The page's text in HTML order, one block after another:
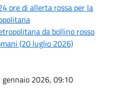
ore di allerta rossa per la
da bollino rosso
(20 luglio 2026)
gennaio 2026, 09:10